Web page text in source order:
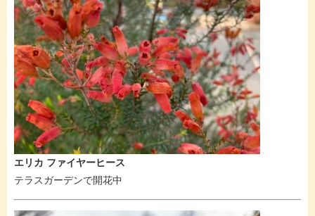
エリカ ファイヤーヒース
テラスガーデンで開花中